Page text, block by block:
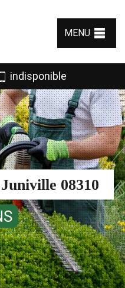
MENU
indisponible
08310